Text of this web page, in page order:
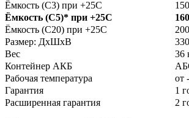
Ёмкость (С3) при +25С
Ёмкость (С5)* при +25С
Ёмкость (С20) при +25С
Размер: ДхШхВ
Вес
36
Контейнер АКБ
Рабочая температура
от
Гарантия
1
Расширенная гарантия
2